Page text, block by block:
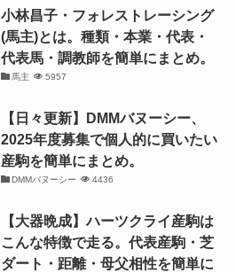
小林昌子・フォレストレーシング
(馬主)とは。種類・本業・代表・
代表馬・調教師を簡単にまとめ。
馬主 5957
【日々更新】DMMバヌーシー、
2025年度募集で個人的に買いたい
産駒を簡単にまとめ。
DMMバヌーシー 4436
【大器晩成】ハーツクライ産駒は
こんな特徴で走る。代表産駒・芝
ダート・距離・母父相性を簡単に